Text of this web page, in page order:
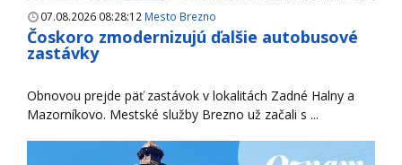
07.08.2026 08:28:12 Mesto Brezno
Čoskoro zmodernizujú ďalšie autobusové
zastávky
Obnovou prejde päť zastávok v lokalitách Zadné Halny a
Mazorníkovo. Mestské služby Brezno už začali s ...